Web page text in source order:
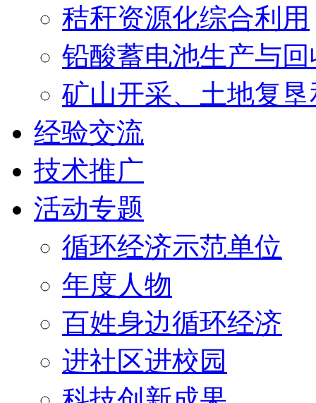
秸秆资源化综合利用
铅酸蓄电池生产与回
矿山开采、土地复
经验交流
技术推广
活动专题
循环经济示范单位
年度人物
百姓身边循环经济
进社区进校园